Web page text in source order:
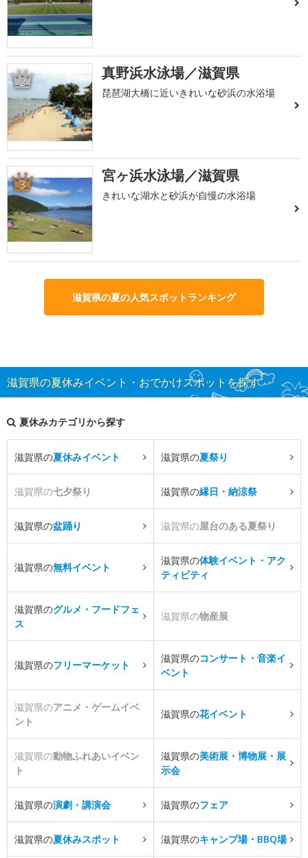
2 真野浜水泳場／滋賀県
琵琶湖大橋に近いきれいな砂浜の水浴場
3 宮ヶ浜水泳場／滋賀県
きれいな湖水と砂浜が自慢の水浴場
滋賀県の夏の人気スポットランキング
滋賀県の夏休みイベント・おでかけスポットを探す
夏休みカテゴリから探す
滋賀県の夏休みイベント 滋賀県の夏祭り
滋賀県の七夕祭り 滋賀県の縁日・納涼祭
滋賀県の盆踊り 滋賀県の屋台のある夏祭り
滋賀県の無料イベント
滋賀県の体験イベント・アク
ティビティ
滋賀県のグルメ・フードフェ
ス
滋賀県の物産展
滋賀県のフリーマーケット
滋賀県のコンサート・音楽イ
ベント
滋賀県のアニメ・ゲームイベ
ント
滋賀県の花イベント
滋賀県の動物ふれあいイベン
ト
滋賀県の美術展・博物展・展
示会
滋賀県の演劇・講演会 滋賀県のフェア
滋賀県の夏休みスポット 滋賀県のキャンプ場・BBQ場